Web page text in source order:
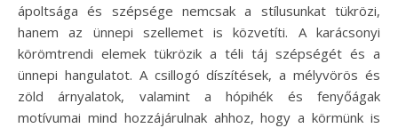
ápoltsága és szépsége nemcsak a stílusunkat tükrözi,
hanem az ünnepi szellemet is közvetíti. A karácsonyi
körömtrendi elemek tükrözik a téli táj szépségét és a
ünnepi hangulatot. A csillogó díszítések, a mélyvörös és
zöld árnyalatok, valamint a hópihék és fenyőágak
motívumai mind hozzájárulnak ahhoz, hogy a körmünk is